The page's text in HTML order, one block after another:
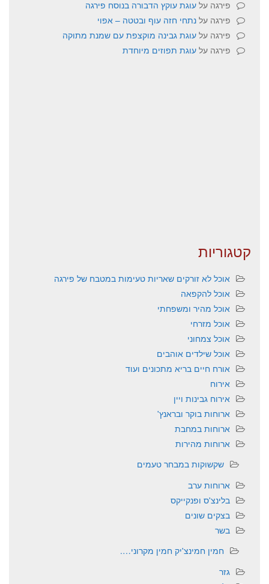
פירגה על עוגת עוקץ הדבורה בנוסח פירגה
פירגה על נתחי חזה עוף ובטטה – אפוי
פירגה על עוגת גבינה מוקצפת עם שמנת מתוקה
פירגה על עוגת תפוזים מיוחדת
קטגוריות
אוכל לא זורקים שאריות טעימות במטבח של פירגה
אוכל להקפאה
אוכל מהיר ומשפחתי
אוכל מזרחי
אוכל צמחוני
אוכל שילדים אוהבים
אורח חיים בריא מתכונים ועוד
אירוח
אירוח גבינות ויין
ארוחות בוקר ובראנץ'
ארוחות במחבת
ארוחות מהירות
שקשוקות במבחר טעמים
ארוחות ערב
בלינצ'ס ופנקייקס
בצקים שונים
בשר
חמין חמינצ'יק חמין מקרוני….
גזר